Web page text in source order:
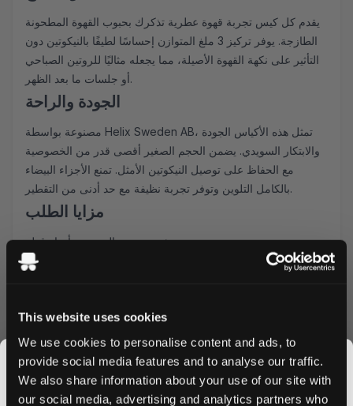
This website uses cookies
We use cookies to personalise content and ads, to
provide social media features and to analyse our traffic.
We also share information about your use of our site with
our social media, advertising and analytics partners who
يقدم كل كيس تجربة قهوة عطرية تذكرك بحبوب القهوة المطحونة
الطازجة. يوفر تركيز 3 ملغ المتوازن إحساسًا لطيفًا بالنيكوتين دون
التأثير على نكهة القهوة الأصيلة، مما يجعله مثاليًا للروتين الصباحي
أو جلسات ما بعد الظهر.
الجودة والراحة
مصنوعة بواسطة Helix Sweden AB، تمثل هذه الأكياس الجودة
والابتكار السويدي. يضمن الحجم الصغير أقصى قدر من الخصوصية
مع الحفاظ على توصيل النيكوتين الأمثل. تمنع الأجزاء البيضاء
بالكامل التلوين وتوفر تجربة نظيفة مع حد أدنى من التقطير.
مزايا الطلب
شحن سريع إلى جميع أنحاء قطر
خصومات متوفرة للطلبات بالجملة
اطلب أكياس on! Coffee اليوم واستمتع بالمزيج المثالي من نكهة
القهوة ومتعة النيكوتين. استفد من أسعارنا للطلبات بالجملة لتوفير
إضافي، مع معالجة وشحن جميع الطلبات خلال 24 ساعة. اكتشف
لماذا أصبحت on! Coffee الخيار المفضل لمستخدمي أكياس
النيكوتين المميزين في قطر.